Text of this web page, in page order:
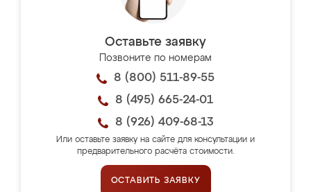
Оставьте заявку
Позвоните по номерам
8 (800) 511-89-55
8 (495) 665-24-01
8 (926) 409-68-13
Или оставьте заявку на сайте для консультации и
предварительного расчёта стоимости.
ОСТАВИТЬ ЗАЯВКУ